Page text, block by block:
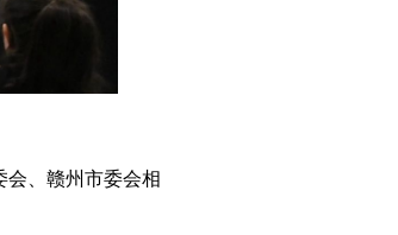
会、赣州市委会相